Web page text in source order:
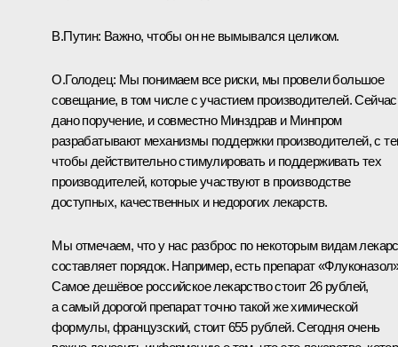
В.Путин: Важно, чтобы он не вымывался целиком.
О.Голодец: Мы понимаем все риски, мы провели большое
совещание, в том числе с участием производителей. Сейчас
дано поручение, и совместно Минздрав и Минпром
разрабатывают механизмы поддержки производителей, с
чтобы действительно стимулировать и поддерживать тех
производителей, которые участвуют в производстве
доступных, качественных и недорогих лекарств.
Мы отмечаем, что у нас разброс по некоторым видам
составляет порядок. Например, есть препарат
Самое дешёвое российское лекарство стоит 26 рублей,
а самый дорогой препарат точно такой же химической
формулы, французский, стоит 655 рублей. Сегодня очень